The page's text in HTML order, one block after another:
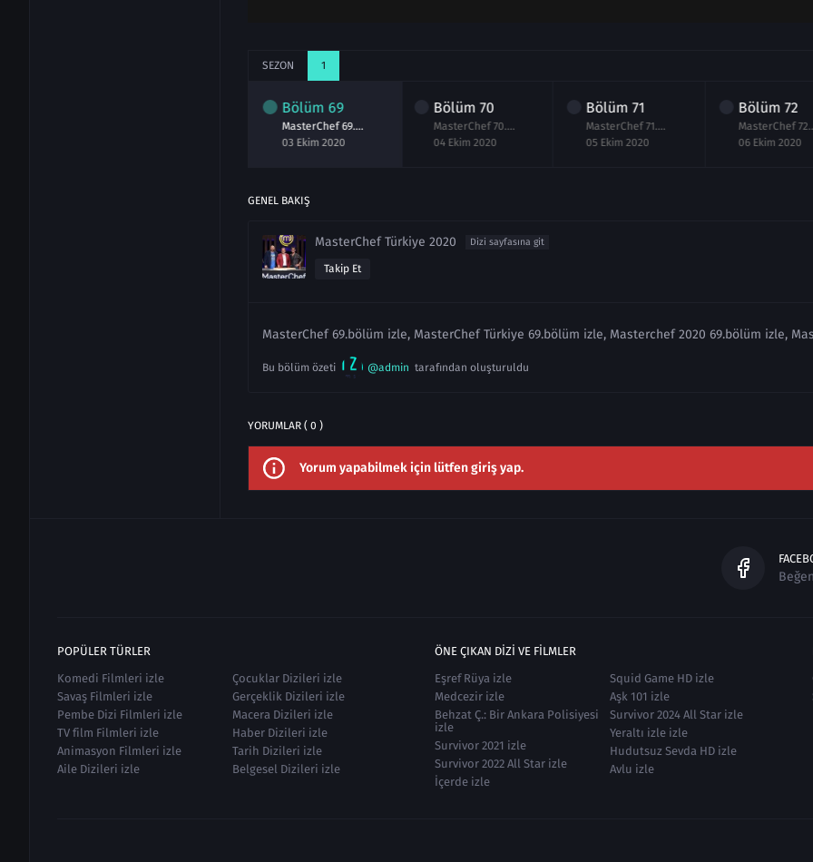
SEZON 1
Bölüm 69
MasterChef 69.Bölüm izle 3 Ekim 2020
03 Ekim 2020
Bölüm70
MasterChef 70.Bölüm izle 4 Ekim 2020
04 Ekim 2020
Bölüm71
MasterChef 71.Bölüm izle 5 Ekim 2020
05 Ekim 2020
Bölüm72
06 Ekim 2020
GENEL BAKIŞ
MasterChef Türkiye 2020 Dizi sayfasına git
Takip Et
MasterChef 69.bölüm izle, MasterChef Türkiye 69.bölüm izle, Masterchef 2020 69.bölüm izle,
Bu bölüm özeti @admin tarafından oluşturuldu
YORUMLAR ( 0 )
Yorum yapabilmek için lütfen giriş yap.
Beğen
POPÜLER TÜRLER
Komedi Filmleri izle
Savaş Filmleri izle
Pembe Dizi Filmleri izle
TV film Filmleri izle
Animasyon Filmleri izle
Aile Dizileri izle
Çocuklar Dizileri izle
Gerçeklik Dizileri izle
Macera Dizileri izle
Haber Dizileri izle
Tarih Dizileri izle
Belgesel Dizileri izle
ÖNE ÇIKAN DIZI VE FILMLER
Eşref Rüya izle
Medcezir izle
Behzat Ç.: Bir Ankara Polisiyesi
izle
Survivor 2021 izle
Survivor 2022 All Star izle
İçerde izle
Squid Game HD izle
Aşk 101 izle
Survivor 2024 All Star izle
Yeraltı izle izle
Hudutsuz Sevda HD izle
Avlu izle